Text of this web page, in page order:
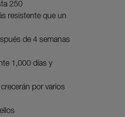
250
resistente que un
de 4 semanas
1,000 días y
por varios